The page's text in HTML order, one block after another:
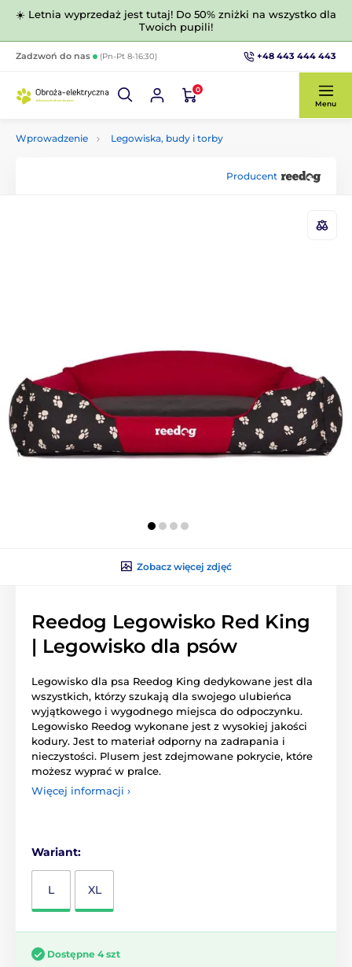
☀️ Letnia wyprzedaż jest tutaj! Do 50% zniżki na wszystko dla
Twoich pupili!
Zadzwoń do nas (Pn-Pt 8-16:30) +48 443 444 443
0
Menu
Wprowadzenie Legowiska, budy i torby
Producent
Zobacz więcej zdjęć
Reedog Legowisko Red King
| Legowisko dla psów
Legowisko dla psa Reedog King dedykowane jest dla
wszystkich, którzy szukają dla swojego ulubieńca
wyjątkowego i wygodnego miejsca do odpoczynku.
Legowisko Reedog wykonane jest z wysokiej jakości
kodury. Jest to materiał odporny na zadrapania i
nieczystości. Plusem jest zdejmowane pokrycie, które
możesz wyprać w pralce.
Więcej informacji ›
Wariant:
L XL
Dostępne 4 szt